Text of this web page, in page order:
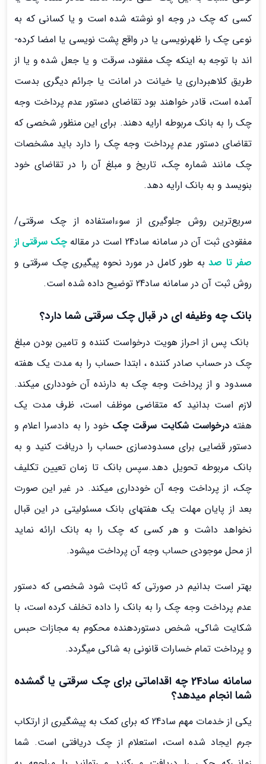
کسی که چک در وجه او نوشته شده است و یا کسانی که به
نوعی چک را ظهرنویسی یا در واقع پشت نویسی یا امضا کرده‌­
اند با توجه به اینکه چک مفقود، سرقت و یا جعل شده و یا از
طریق کلاهبرداری یا خیانت در امانت یا جرائم دیگری بدست
آمده است، قادر خواهند بود تقاضای دستور عدم پرداخت وجه
چک را به بانک مربوطه ارایه دهند. برای این منظور شخصی که
تقاضای دستور عدم پرداخت وجه چک را دارد باید مشخصات
چک مانند شماره چک، تاریخ و مبلغ آن را در تقاضای خود
بنویسد و به بانک ارایه دهد.
سریع‌ترین روش جلوگیری از سوءاستفاده از چک سرقتی/
مفقودی ثبت آن در سامانه ساد24 است در مقاله
چک سرقتی از
صفر تا صدبه طور کامل در مورد نحوه پیگیری چک سرقتی و
روش ثبت آن در سامانه ساد24 توضیح داده شده است.
بانک چه وظیفه ای در قبال چک سرقتی شما دارد؟
بانک پس از احراز هویت درخواست کننده و تامین بودن مبلغ
چک در حساب صادر کننده ، ابتدا حساب را به مدت یک هفته
مسدود و از پرداخت وجه چک به دارنده آن خودداری می­کند.
لازم است بدانید که متقاضی موظف است، ظرف مدت یک
هفتهدرخواست شکایت سرقت چک خود را به دادسرا اعلام و
دستور قضایی برای مسدود­سازی حساب را دریافت کنید و به
بانک مربوطه تحویل دهد.سپس بانک تا زمان تعیین تکلیف
چک، از پرداخت وجه آن خودداری می­کند. در غیر این صورت
بعد از پایان مهلت یک هفته­ای بانک مسئولیتی در این قبال
نخواهد داشت و هر کسی که چک را به بانک ارائه نماید
از محل موجودی حساب وجه آن پرداخت می­شود.
بهتر است بدانیم در صورتی که ثابت شود شخصی که دستور
عدم پرداخت وجه چک را به بانک را داده تخلف کرده است، با
شکایت شاکی، شخص دستوردهنده محکوم به مجازات حبس
و پرداخت تمام خسارات قانونی به شاکی می­گردد.
سامانه ساد24 چه اقداماتی برای چک سرقتی یا گم­شده
شما انجام می­دهد؟
یکی از خدمات مهم ساد24 که برای کمک به پیشگیری از ارتکاب
جرم ایجاد شده است، استعلام از چک دریافتی است. شما